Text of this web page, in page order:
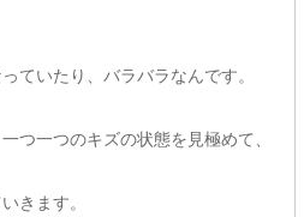
ていたり、バラバラなんです。
つ一つのキズの状態を見極めて、
きます。